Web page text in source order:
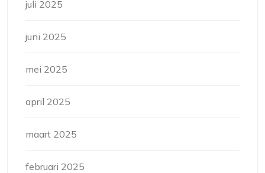
juli 2025
juni 2025
mei 2025
april 2025
maart 2025
februari 2025